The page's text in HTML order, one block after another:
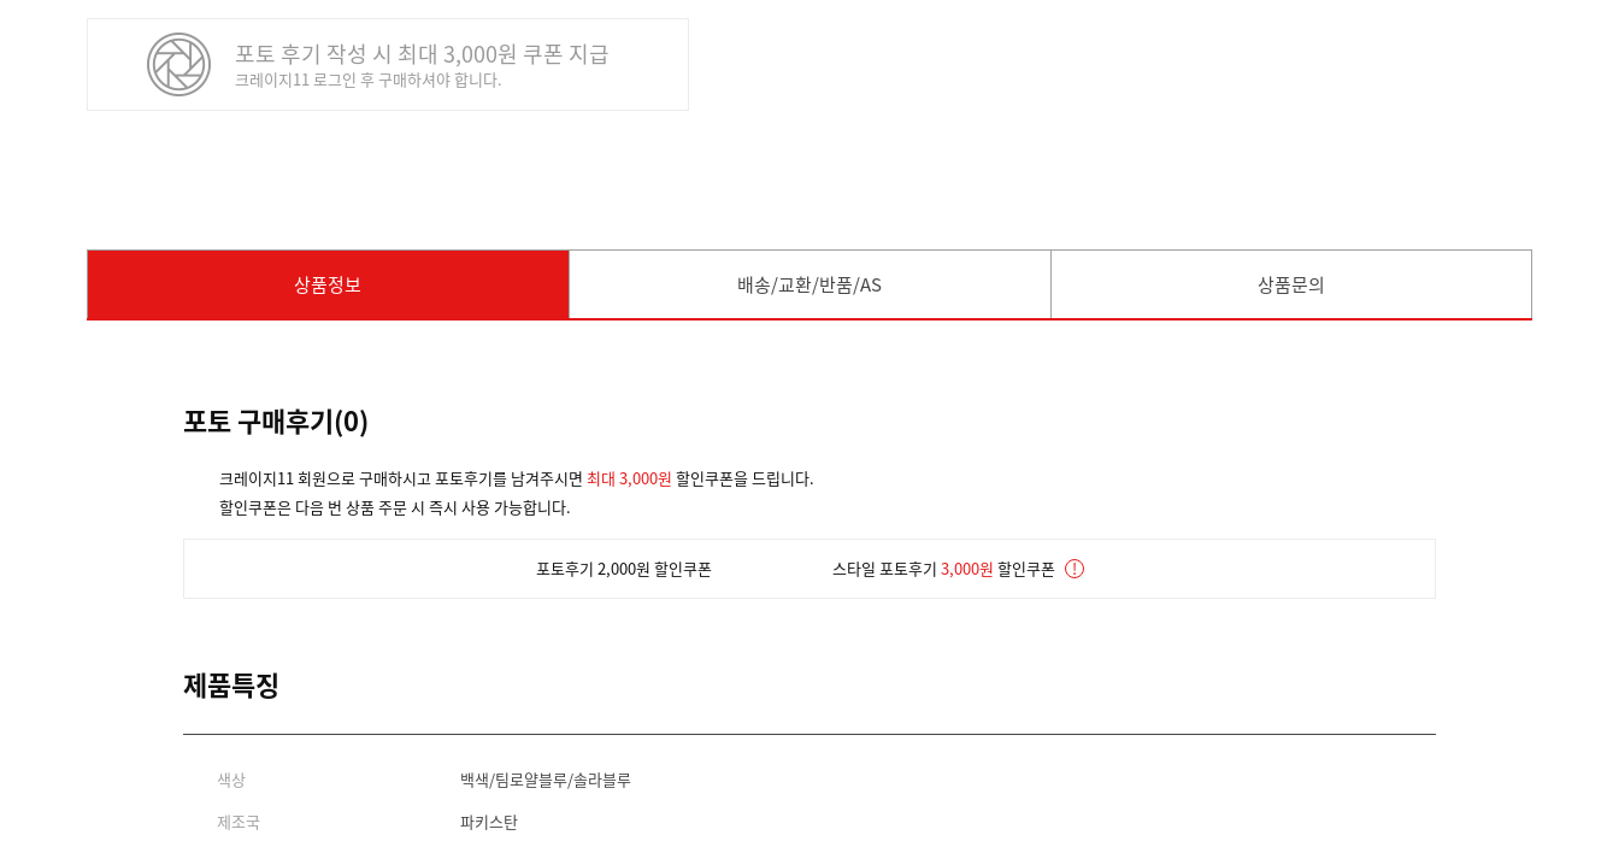
포토 후기 작성 시 최대 3,000원 쿠폰 지급
크레이지11 로그인 후 구매하셔야 합니다.
상품정보 배송/교환/반품/AS 상품문의
포토 구매후기(0)
크레이지11 회원으로 구매하시고 포토후기를 남겨주시면 최대 3,000원 할인쿠폰을 드립니다.
할인쿠폰은 다음 번 상품 주문 시 즉시 사용 가능합니다.
포토후기 2,000원 할인쿠폰 스타일 포토후기 3,000원 할인쿠폰 !
제품특징
색상
백색/팀로얄블루/솔라블루
제조국
파키스탄